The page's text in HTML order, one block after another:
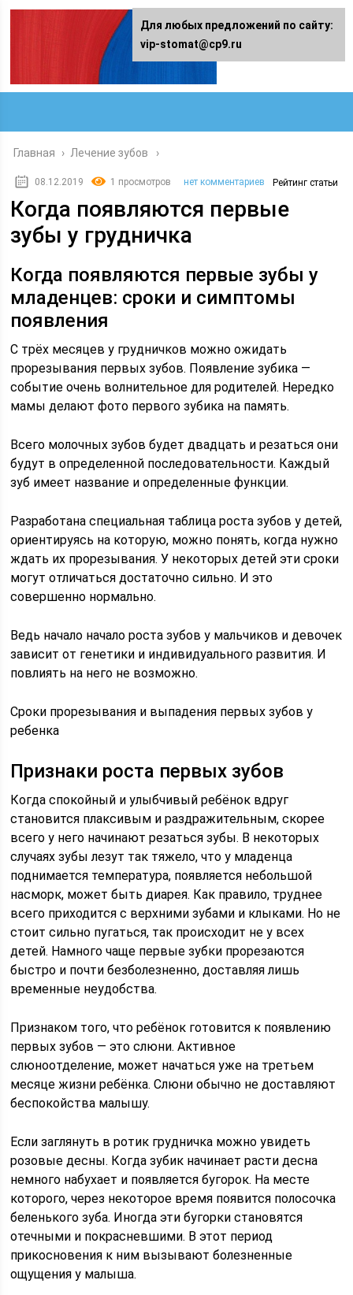
Главная › Лечение зубов
08.12.2019 1 просмотров нет комментариев Рейтинг статьи
Когда появляются первые
зубы у грудничка
Когда появляются первые зубы у
младенцев: сроки и симптомы
появления
С трёх месяцев у грудничков можно ожидать
прорезывания первых зубов. Появление зубика —
событие очень волнительное для родителей. Нередко
мамы делают фото первого зубика на память.
Всего молочных зубов будет двадцать и резаться они
будут в определенной последовательности. Каждый
зуб имеет название и определенные функции.
Разработана специальная таблица роста зубов у детей,
ориентируясь на которую, можно понять, когда нужно
ждать их прорезывания. У некоторых детей эти сроки
могут отличаться достаточно сильно. И это
совершенно нормально.
Ведь начало начало роста зубов у мальчиков и девочек
зависит от генетики и индивидуального развития. И
повлиять на него не возможно.
Сроки прорезывания и выпадения первых зубов у
ребенка
Признаки роста первых зубов
Когда спокойный и улыбчивый ребёнок вдруг
становится плаксивым и раздражительным, скорее
всего у него начинают резаться зубы. В некоторых
случаях зубы лезут так тяжело, что у младенца
поднимается температура, появляется небольшой
насморк, может быть диарея. Как правило, труднее
всего приходится с верхними зубами и клыками. Но не
стоит сильно пугаться, так происходит не у всех
детей. Намного чаще первые зубки прорезаются
быстро и почти безболезненно, доставляя лишь
временные неудобства.
Признаком того, что ребёнок готовится к появлению
первых зубов — это слюни. Активное
слюноотделение, может начаться уже на третьем
месяце жизни ребёнка. Слюни обычно не доставляют
беспокойства малышу.
Если заглянуть в ротик грудничка можно увидеть
розовые десны. Когда зубик начинает расти десна
немного набухает и появляется бугорок. На месте
которого, через некоторое время появится полосочка
беленького зуба. Иногда эти бугорки становятся
отечными и покрасневшими. В этот период
прикосновения к ним вызывают болезненные
ощущения у малыша.
Для любых предложений по сайту:
vip-stomat@cp9.ru